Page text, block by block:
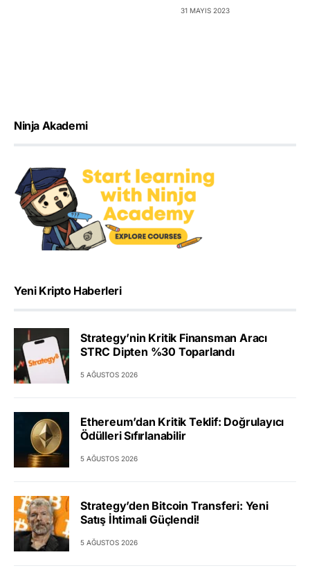
31 MAYIS 2023
Ninja Akademi
Yeni Kripto Haberleri
Strategy’nin Kritik Finansman Aracı
STRC Dipten %30 Toparlandı
5 AĞUSTOS 2026
Ethereum’dan Kritik Teklif: Doğrulayıcı
Ödülleri Sıfırlanabilir
5 AĞUSTOS 2026
Strategy’den Bitcoin Transferi: Yeni
Satış İhtimali Güçlendi!
5 AĞUSTOS 2026